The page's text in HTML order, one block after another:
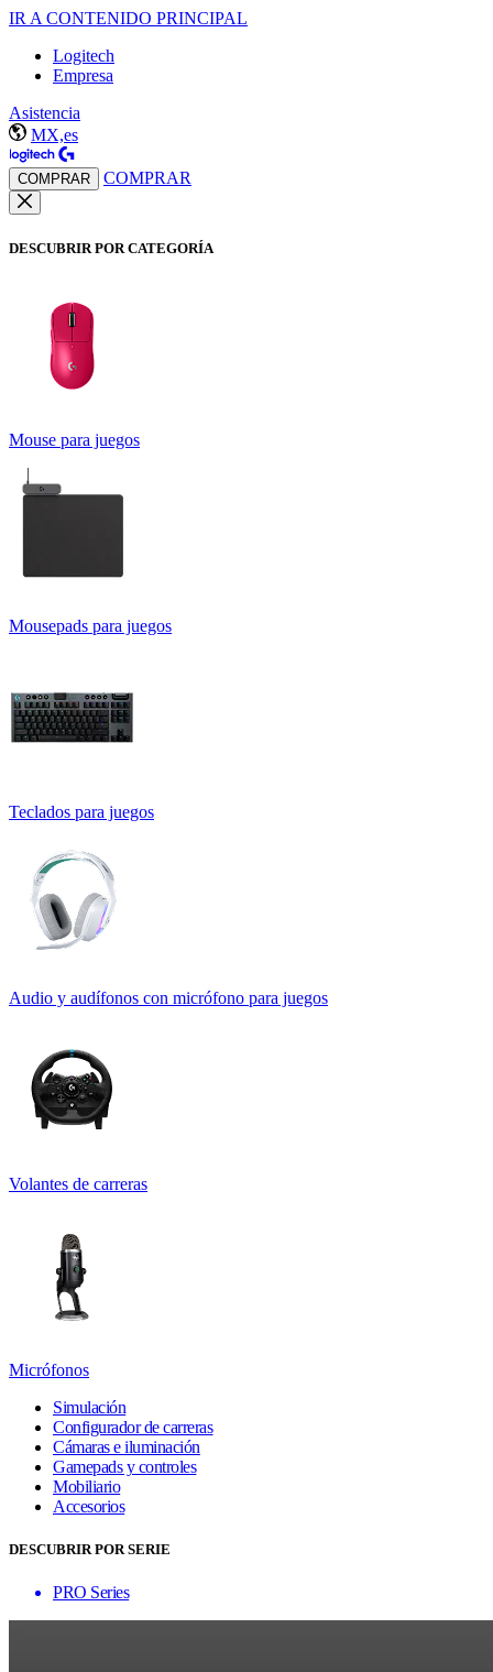
IR A CONTENIDO PRINCIPAL
Logitech
Empresa
Asistencia
MX,es
COMPRAR COMPRAR
DESCUBRIR POR CATEGORÍA
Mouse para juegos
Mousepads para juegos
Teclados para juegos
Audio y audífonos con micrófono para juegos
Volantes de carreras
Micrófonos
Simulación
Configurador de carreras
Cámaras e iluminación
Gamepads y controles
Mobiliario
Accesorios
DESCUBRIR POR SERIE
PRO Series